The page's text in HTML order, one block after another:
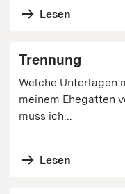
Lesen
Trennung
Welche Unterlagen
meinem Ehegatten
muss ich...
Lesen